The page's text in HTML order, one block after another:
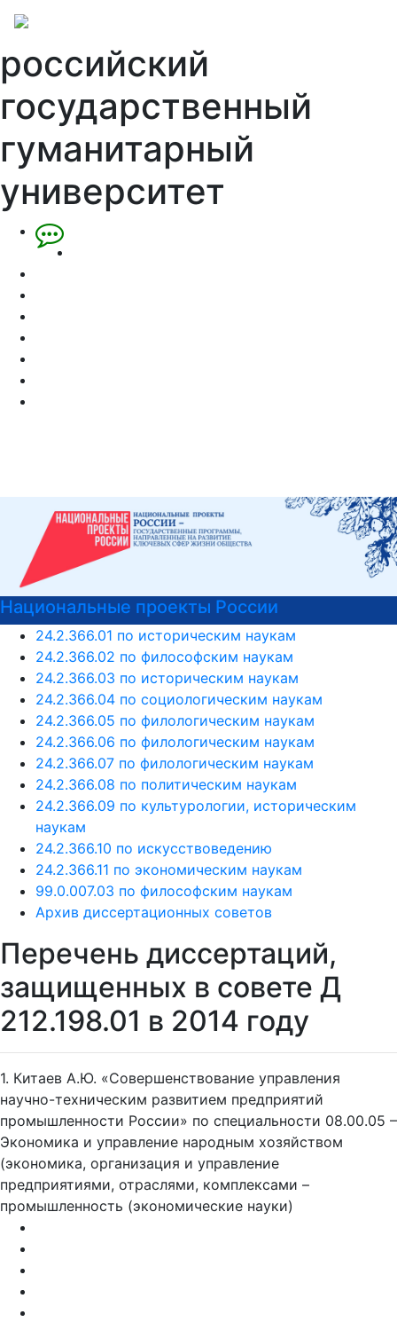
российский
государственный
гуманитарный
университет
проекты России
24.2.366.01 по историческим наукам
24.2.366.02 по философским наукам
24.2.366.03 по историческим наукам
24.2.366.04 по социологическим наукам
24.2.366.05 по филологическим наукам
24.2.366.06 по филологическим наукам
24.2.366.07 по филологическим наукам
24.2.366.08 по политическим наукам
24.2.366.09 по культурологии, историческим
наукам
24.2.366.10 по искусствоведению
24.2.366.11 по экономическим наукам
99.0.007.03 по философским наукам
Архив диссертационных советов
Перечень диссертаций,
защищенных в совете Д
212.198.01 в 2014 году
1. Китаев А.Ю. «Совершенствование управления
научно-техническим развитием предприятий
промышленности России» по специальности 08.00.05 –
Экономика и управление народным хозяйством
(экономика, организация и управление
предприятиями, отраслями, комплексами –
промышленность (экономические науки)